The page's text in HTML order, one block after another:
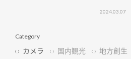
2024.03.07
Category
カメラ 国内観光 地方創生